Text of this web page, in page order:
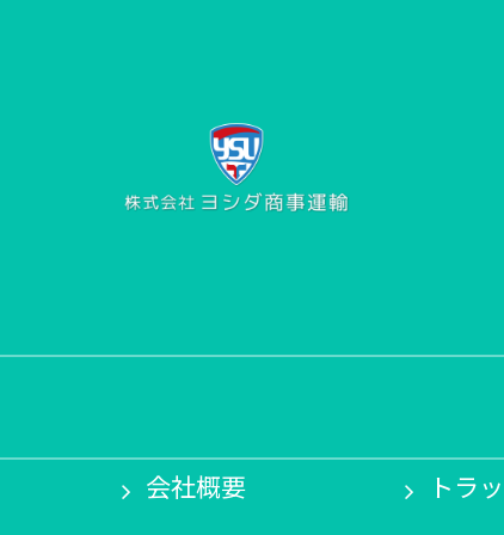
会社概要
トラ